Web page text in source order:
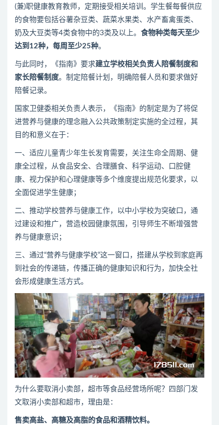
(兼)职健康教育教师，定期接受相关培训。学生餐每餐供应
的食物要包括谷薯杂豆类、蔬菜水果类、水产畜禽蛋类、
奶及大豆类等4类食物中的3类及以上。 食物种类每天至少
达到12种，每周至少25种。
与此同时，《指南》要求建立学校相关负责人陪餐制度和
家长陪餐制度。制定陪餐计划，明确陪餐人员和要求做好
陪餐记录。
国家卫健委相关负责人表示，《指南》的制定是为了将促
进营养与健康的理念融入公共政策制定实施的全过程，其
目的和意义在于：
一、适应儿童青少年生长发育需要，关注生命全周期、健
康全过程，从食品安全、合理膳食、科学运动、口腔健
康、视力保护和心理健康等多个维度提出规范化要求，以
全面促进学生健康；
二、推动学校营养与健康工作，以中小学校为突破口，通
过建设和推广，营造校园健康氛围，引导师生不断增强营
养与健康意识；
三、通过“营养与健康学校”这一窗口，搭建从学校到家庭再
到社会的传递链，传播正确的健康知识和行为，加快全社
会形成健康生活方式。
为什么要取消小卖部，超市等食品经营场所呢？四部门发
文取消小卖部和超市，理由是：
售卖高盐、高糖及高脂的食品和酒精饮料。